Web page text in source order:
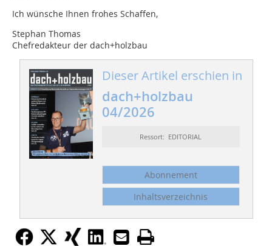
Ich wünsche Ihnen frohes Schaffen,
Stephan Thomas
Chefredakteur der dach+holzbau
Dieser Artikel erschien in
dach+holzbau
04/2026
Ressort: EDITORIAL
Abonnement
Inhaltsverzeichnis